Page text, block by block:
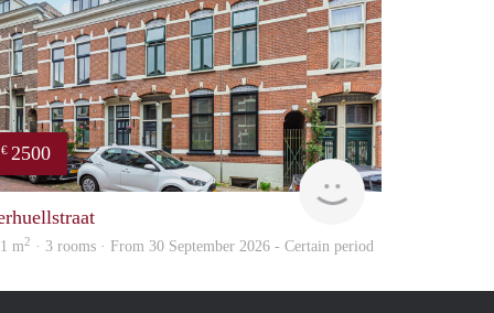
€ 2500
Blinq
m2 · 3 rooms · From 30 September 2026 - Certain period